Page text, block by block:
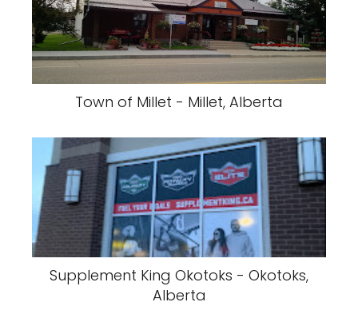
Town of Millet - Millet, Alberta
Supplement King Okotoks - Okotoks,
Alberta